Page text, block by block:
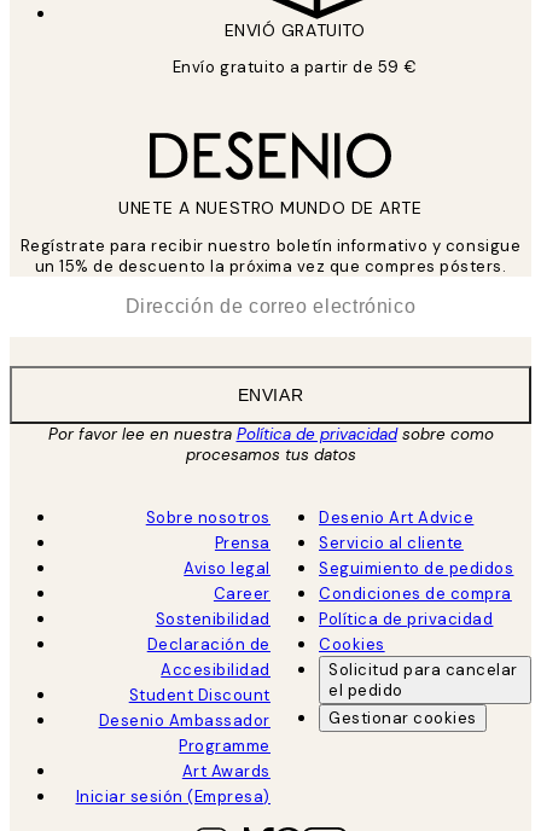
ENVIÓ GRATUITO
Envío gratuito a partir de 59 €
UNETE A NUESTRO MUNDO DE ARTE
Regístrate para recibir nuestro boletín informativo y consigue
un 15% de descuento la próxima vez que compres pósters.
ENVIAR
Por favor lee en nuestra Política de privacidadsobre como
procesamos tus datos
Sobre nosotros
Prensa
Aviso legal
Career
Sostenibilidad
Declaración de
Accesibilidad
Student Discount
Desenio Ambassador
Programme
Art Awards
Iniciar sesión (Empresa)
Desenio Art Advice
Servicio al cliente
Seguimiento de pedidos
Condiciones de compra
Política de privacidad
Cookies
Solicitud para cancelar
el pedido
Gestionar cookies